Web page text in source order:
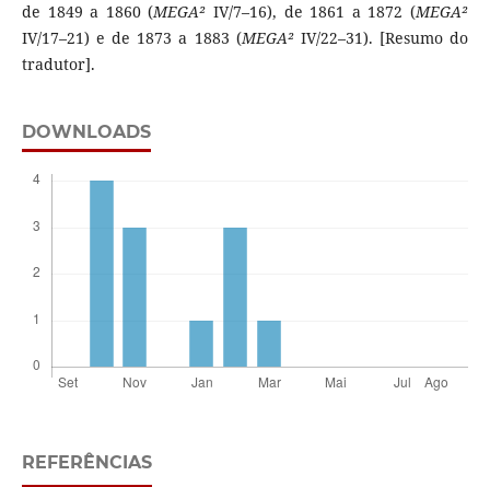
de 1849 a 1860 (MEGA² IV/7–16), de 1861 a 1872 (MEGA²
IV/17–21) e de 1873 a 1883 (MEGA²IV/22–31). [Resumo do
tradutor].
DOWNLOADS
REFERÊNCIAS